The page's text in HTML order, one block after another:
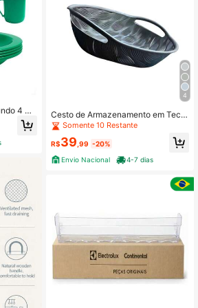
4 Co
Cores
4
Cesto de Armazenamento em Tecid
o com Alças, Prático, Sem Odores,
Fácil de Limpar e Multifuncional
Somente 10 Restante
R$39 ,99 -20%
Envio Nacional
4-7 dias